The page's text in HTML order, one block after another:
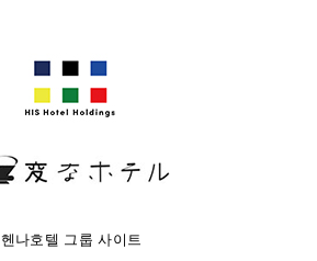
헨나호텔 그룹 사이트